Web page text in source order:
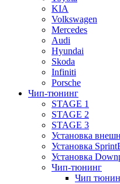
KIA
Volkswagen
Mercedes
Audi
Hyundai
Skoda
Infiniti
Porsche
Чип-тюнинг
STAGE 1
STAGE 2
STAGE 3
Установка
Установка
Установка
Чип-тюнинг
Чип